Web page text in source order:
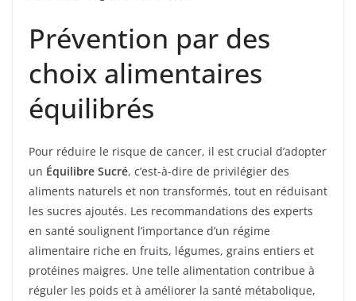
Prévention par des
choix alimentaires
équilibrés
Pour réduire le risque de cancer, il est crucial d’adopter
un Équilibre Sucré, c’est-à-dire de privilégier des
aliments naturels et non transformés, tout en réduisant
les sucres ajoutés. Les recommandations des experts
en santé soulignent l’importance d’un régime
alimentaire riche en fruits, légumes, grains entiers et
protéines maigres. Une telle alimentation contribue à
réguler les poids et à améliorer la santé métabolique,